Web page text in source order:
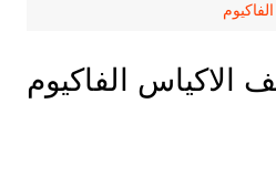
الاكياس الفاكيوم